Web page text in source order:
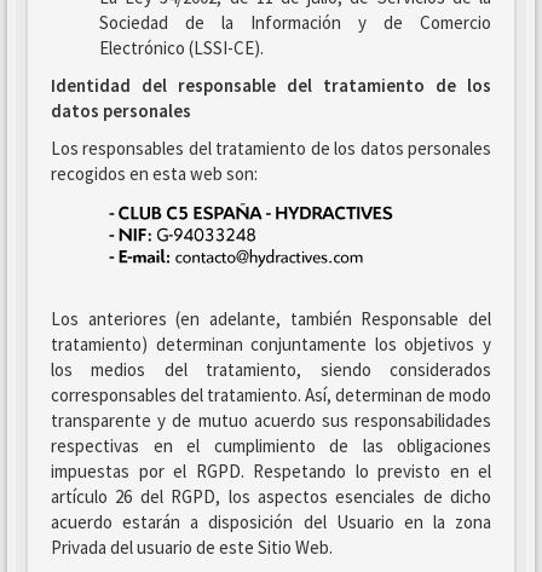
Sociedad de la Información y de Comercio
Electrónico (LSSI-CE).
Identidad del responsable del tratamiento de los
datos personales
Los responsables del tratamiento de los datos personales
recogidos en esta web son:
Los anteriores (en adelante, también Responsable del
tratamiento) determinan conjuntamente los objetivos y
los medios del tratamiento, siendo considerados
corresponsables del tratamiento. Así, determinan de modo
transparente y de mutuo acuerdo sus responsabilidades
respectivas en el cumplimiento de las obligaciones
impuestas por el RGPD. Respetando lo previsto en el
artículo 26 del RGPD, los aspectos esenciales de dicho
acuerdo estarán a disposición del Usuario en la zona
Privada del usuario de este Sitio Web.